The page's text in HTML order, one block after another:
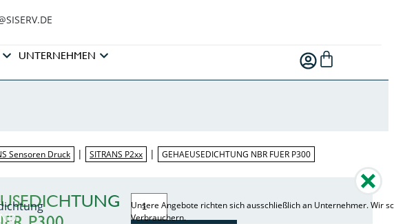
ED.VRE
UNTERNEHMEN
Sensoren Druck | SITRANS P2xx | GEHAEUSEDICHTUNG NBR FUER P300
Unsere Angebote richten sich ausschließlich an Unternehmer. Wir
Verbrauchern.